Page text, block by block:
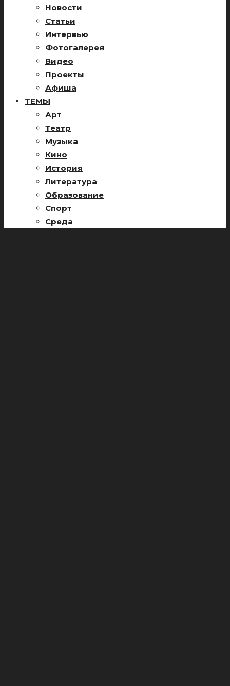
Новости
Статьи
Интервью
Фотогалерея
Видео
Проекты
Афиша
ТЕМЫ
Арт
Театр
Музыка
Кино
История
Литература
Образование
Спорт
Среда